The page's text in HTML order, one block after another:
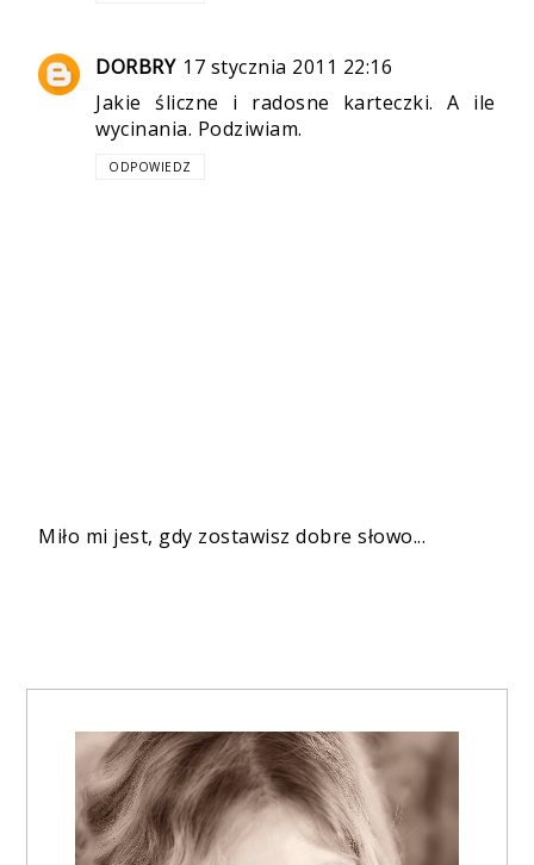
DORBRY 17 stycznia 2011 22:16
Jakie śliczne i radosne karteczki. A ile
wycinania. Podziwiam.
ODPOWIEDZ
Miło mi jest, gdy zostawisz dobre słowo...